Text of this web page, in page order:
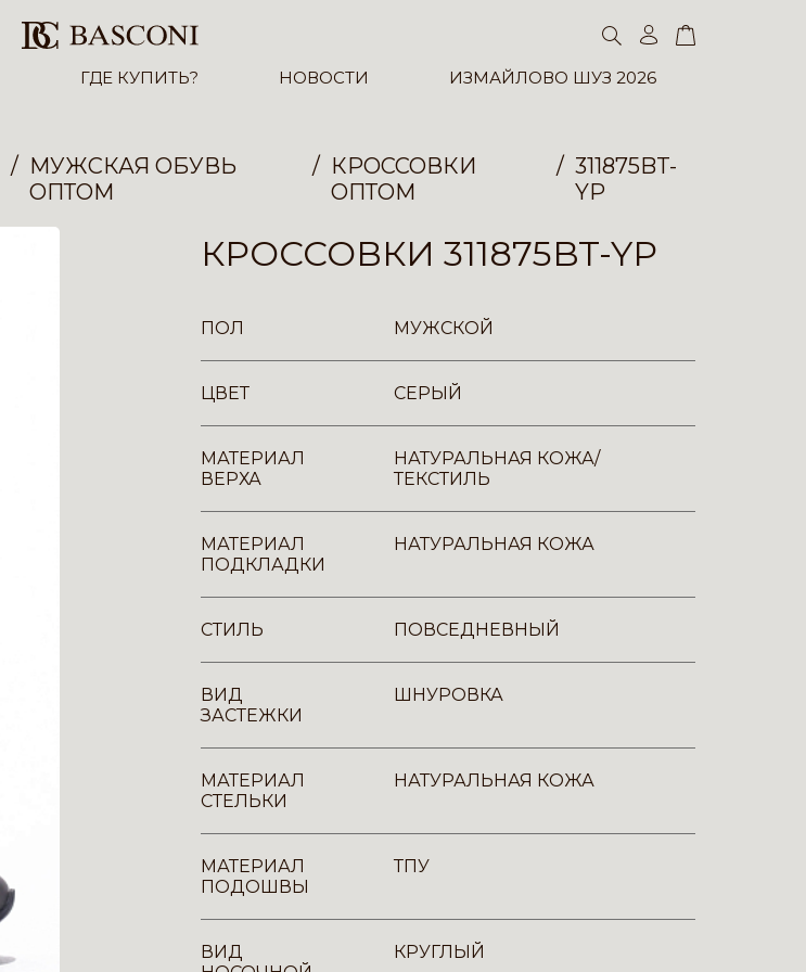
ГДЕ КУПИТЬ? НОВОСТИ ИЗМАЙЛОВО ШУЗ 2026
МУЖСКАЯ ОБУВЬ
ОПТОМ
КРОССОВКИ
ОПТОМ
311875BT-
YP
КРОССОВКИ 311875BT-YP
ПОЛ МУЖСКОЙ
ЦВЕТ СЕРЫЙ
МАТЕРИАЛ
ВЕРХА
НАТУРАЛЬНАЯ КОЖА/
ТЕКСТИЛЬ
МАТЕРИАЛ
ПОДКЛАДКИ
НАТУРАЛЬНАЯ КОЖА
СТИЛЬ ПОВСЕДНЕВНЫЙ
ВИД
ЗАСТЕЖКИ
ШНУРОВКА
МАТЕРИАЛ
СТЕЛЬКИ
НАТУРАЛЬНАЯ КОЖА
МАТЕРИАЛ
ПОДОШВЫ
ТПУ
ВИД
КРУГЛЫЙ